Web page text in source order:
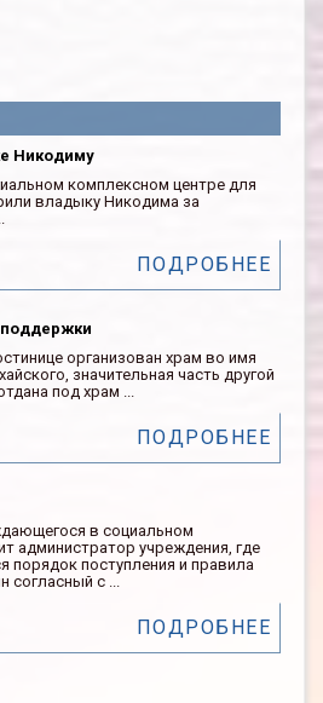
Никодиму
комплексном центре для
владыку Никодима за
ПОДРОБНЕЕ
организован храм во имя
значительная часть другой
под храм ...
ПОДРОБНЕЕ
в социальном
администратор учреждения, где
порядок поступления и правила
согласный с ...
ПОДРОБНЕЕ